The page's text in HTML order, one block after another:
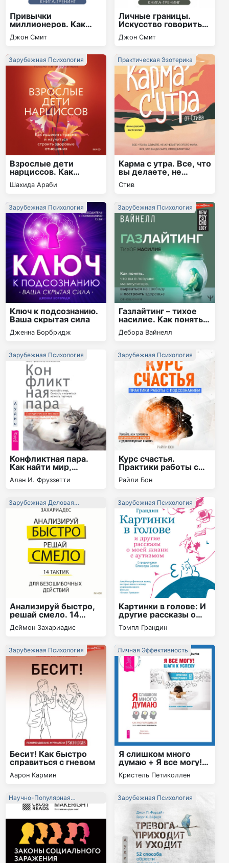
Привычки
миллионеров. Как
внедрить привычки
успешных людей и
за 30 дней. Книга-
тренинг
Джон Смит
Личные границы.
Искусство говорить
«Нет». Как научиться
отстаивать личные
отношениях за 30
дней
Джон Смит
Взрослые дети
нарциссов. Как
исцелить травмы и
научиться строить
Шахида Араби
Зарубежная Психология
Карма с утра. Все, что
вы делаете, не
исчезает из этого
мира. Все, что вы
вас
Стив
Практическая Эзотерика
Ключ к подсознанию.
Ваша скрытая сила
Дженна Борбридж
Зарубежная Психология
Газлайтинг – тихое
насилие. Как понять,
что вы в ловушке
манипулятора,
и построить
здоровые отношения
Дебора Вайнелл
Зарубежная Психология
Конфликтная пара.
Как найти мир,
близость и научиться
уважать партнера.
терапия
Алан И. Фруззетти
Зарубежная Психология
Курс счастья.
Практики работы с
подсознанием
Райли Бон
Зарубежная Психология
Анализируй быстро,
решай смело. 14
тактик для
безошибочных
Деймон Захариадис
Зарубежная Деловая
Литература
Картинки в голове: И
другие рассказы о
моей жизни с
аутизмом
Тэмпл Грандин
Зарубежная Психология
Бесит! Как быстро
справиться с гневом
Аарон Кармин
Зарубежная Психология
Я слишком много
думаю + Я все могу!
Шаги к успеху.
Практика
шага
Кристель Петиколлен
Личная Эффективность
Научно-Популярная
Литература
Зарубежная Психология